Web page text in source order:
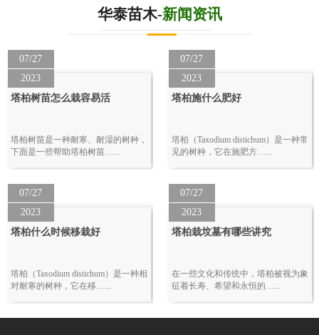
华泰苗木-新闻资讯
07/27
2023
塔柏树苗怎么栽容易活
塔柏树苗是一种耐寒、耐湿的树种，
下面是一些帮助塔柏树苗…...
07/27
2023
塔柏施什么肥好
塔柏（Taxodium distichum）是一种常
见的树种，它在施肥方…...
07/27
2023
塔柏什么时候移栽好
塔柏（Taxodium distichum）是一种相
对耐寒的树种，它在移…...
07/27
2023
塔柏栽坟墓有哪些讲究
在一些文化和传统中，塔柏被视为象
征着长寿、希望和永恒的…...